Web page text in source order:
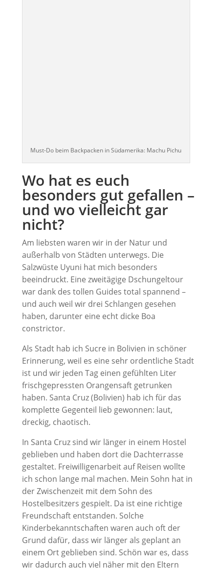
Must-Do beim Backpacken in Südamerika: Machu Pichu
Wo hat es euch
besonders gut gefallen –
und wo vielleicht gar
nicht?
Am liebsten waren wir in der Natur und
außerhalb von Städten unterwegs. Die
Salzwüste Uyuni hat mich besonders
beeindruckt. Eine zweitägige Dschungeltour
war dank des tollen Guides total spannend –
und auch weil wir drei Schlangen gesehen
haben, darunter eine echt dicke Boa
constrictor.
Als Stadt hab ich Sucre in Bolivien in schöner
Erinnerung, weil es eine sehr ordentliche Stadt
ist und wir jeden Tag einen gefühlten Liter
frischgepressten Orangensaft getrunken
haben. Santa Cruz (Bolivien) hab ich für das
komplette Gegenteil lieb gewonnen: laut,
dreckig, chaotisch.
In Santa Cruz sind wir länger in einem Hostel
geblieben und haben dort die Dachterrasse
gestaltet. Freiwilligenarbeit auf Reisen wollte
ich schon lange mal machen. Mein Sohn hat in
der Zwischenzeit mit dem Sohn des
Hostelbesitzers gespielt. Da ist eine richtige
Freundschaft entstanden. Solche
Kinderbekanntschaften waren auch oft der
Grund dafür, dass wir länger als geplant an
einem Ort geblieben sind. Schön war es, dass
wir dadurch auch viel näher mit den Eltern